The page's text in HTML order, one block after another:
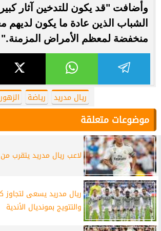
وأضافت "قد يكون للتدخين آثار
الشباب الذين عادة ما يكون لديهم
منخفضة لمعظم الأمراض المزمنة."
ريال مدريد رياضة الزهور
موضوعات متعلقة
لاعب ريال مدريد يتقرب
ريال مدريد يسعى
والتتويج بمونديال الأندية